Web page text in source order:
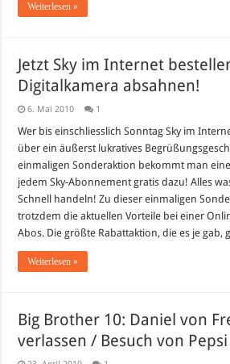
Weiterlesen »
Jetzt Sky im Internet
Digitalkamera absahnen!
6. Mai 2010 1
Wer bis einschliesslich Sonntag Sky im
über ein äußerst lukratives
einmaligen Sonderaktion bekommt man
jedem Sky-Abonnement gratis dazu! Alles
Schnell handeln! Zu dieser einmaligen
trotzdem die aktuellen Vorteile bei einer
Abos. Die größte Rabattaktion, die es je gab,
Weiterlesen »
Big Brother 10: Daniel von
verlassen / Besuch von Pepsi